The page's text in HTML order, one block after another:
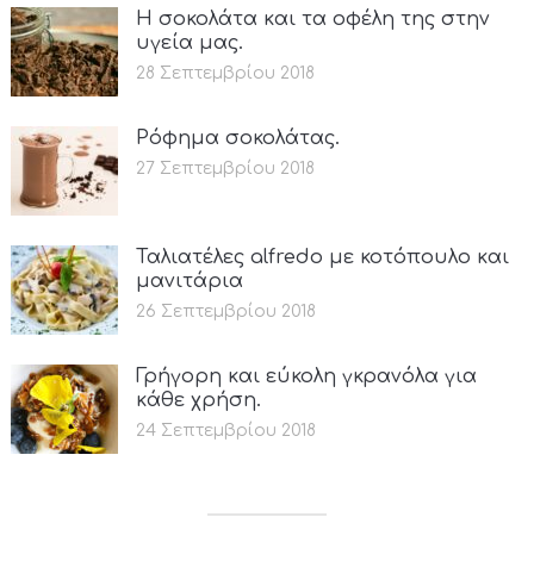
Η σοκολάτα και τα οφέλη της στην
υγεία μας.
28 Σεπτεμβρίου 2018
Ρόφημα σοκολάτας.
27 Σεπτεμβρίου 2018
Ταλιατέλες alfredo με κοτόπουλο και
μανιτάρια
26 Σεπτεμβρίου 2018
Γρήγορη και εύκολη γκρανόλα για
κάθε χρήση.
24 Σεπτεμβρίου 2018